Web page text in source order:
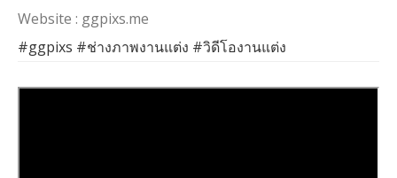
Website : ggpixs.me
#ggpixs #ช่างภาพงานแต่ง #วิดีโองานแต่ง